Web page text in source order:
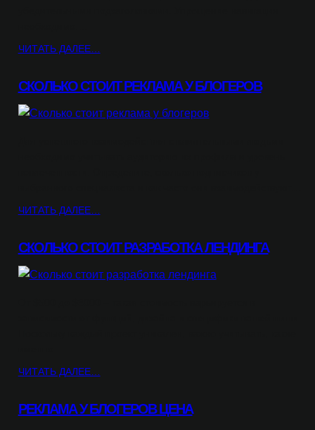
ЧИТАТЬ ДАЛЕЕ…
СКОЛЬКО СТОИТ РЕКЛАМА У БЛОГЕРОВ
ЧИТАТЬ ДАЛЕЕ…
СКОЛЬКО СТОИТ РАЗРАБОТКА ЛЕНДИНГА
ЧИТАТЬ ДАЛЕЕ…
РЕКЛАМА У БЛОГЕРОВ ЦЕНА